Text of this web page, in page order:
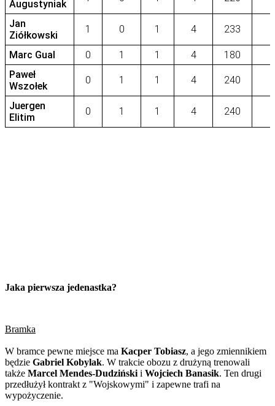
Augustyniak
Jan
Ziółkowski
1 0 1 4 233
Marc Gual 0 1 1 4 180
Paweł
Wszołek
0 1 1 4 240
Juergen
Elitim
0 1 1 4 240
Jaka pierwsza jedenastka?
Bramka
W bramce pewne miejsce ma Kacper Tobiasz, a jego zmiennikiem
będzie Gabriel Kobylak. W trakcie obozu z drużyną trenowali
także Marcel Mendes-Dudziński i Wojciech Banasik. Ten drugi
przedłużył kontrakt z "Wojskowymi" i zapewne trafi na
wypożyczenie.